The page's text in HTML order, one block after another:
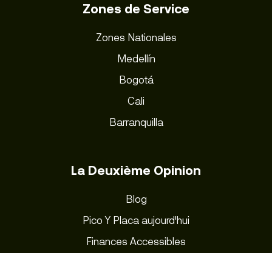
Zones de Service
Zones Nationales
Medellín
Bogotá
Cali
Barranquilla
La Deuxième Opinion
Blog
Pico Y Placa aujourd'hui
Finances Accessibles